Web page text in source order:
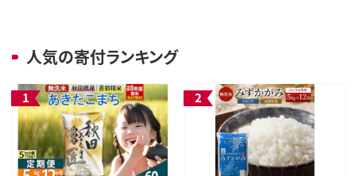
人気の寄付ランキング